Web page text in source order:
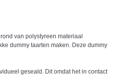
van polystyreen materiaal
dummy taarten maken. Deze dummy
geseald. Dit omdat het in contact